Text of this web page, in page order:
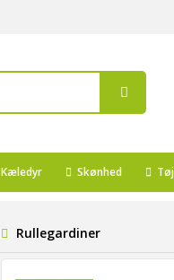
Kæledyr Skønhed Tøj
Rullegardiner